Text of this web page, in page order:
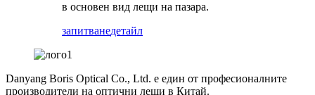
в основен вид лещи на пазара.
запитванедетайл
Danyang Boris Optical Co., Ltd. е един от професионалните
производители на оптични лещи в Китай.